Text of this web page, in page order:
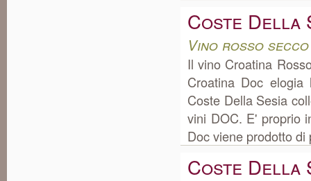
Coste Della
Vino rosso secco
Il vino Croatina
Croatina Doc
Coste Della Sesia
vini DOC. E' proprio
Doc viene prodotto
Coste Della